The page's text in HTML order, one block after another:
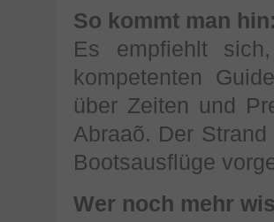
So kommt man
Es empfiehlt
kompetenten
über Zeiten und
Abraaõ. Der
Bootsausflüge
Wer noch mehr